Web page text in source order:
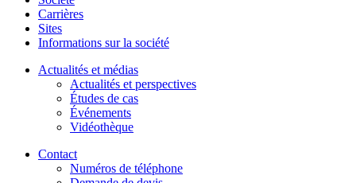
Carrières
Sites
Informations sur la société
Actualités et médias
Actualités et perspectives
Études de cas
Événements
Vidéothèque
Contact
Numéros de téléphone